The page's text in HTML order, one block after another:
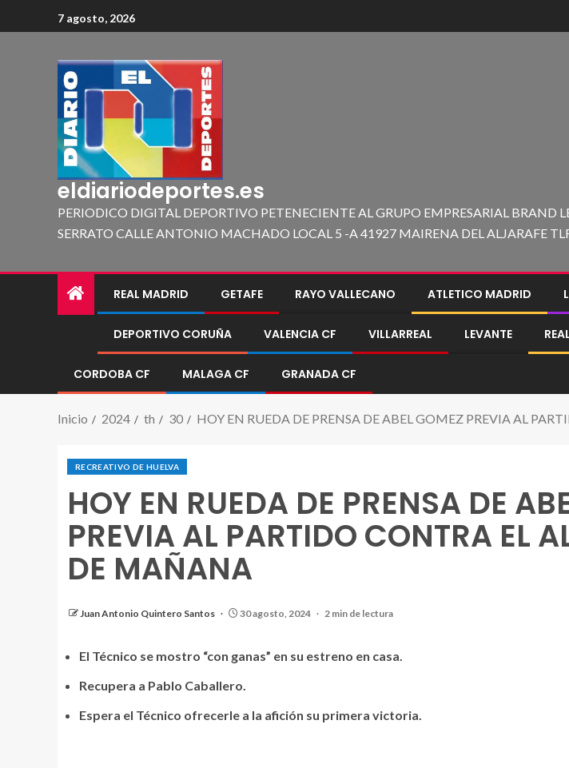
7 agosto, 2026
eldiariodeportes.es
PERIODICO DIGITAL DEPORTIVO PETENECIENTE AL GRUPO EMPRESARIAL
SERRATO CALLE ANTONIO MACHADO LOCAL 5 -A 41927 MAIRENA DEL ALJARAFE
REAL MADRID GETAFE RAYO VALLECANO ATLETICO MADRID
DEPORTIVO CORUÑA VALENCIA CF VILLARREAL LEVANTE
CORDOBA CF MALAGA CF GRANADA CF
Inicio 2024 th 30 HOY EN RUEDA DE PRENSA DE ABEL GOMEZ PREVIA AL
RECREATIVO DE HUELVA
HOY EN RUEDA DE PRENSA DE
PREVIA AL PARTIDO CONTRA EL
DE MAÑANA
Juan Antonio Quintero Santos 30 agosto, 2024 2 min de lectura
Abel Gomez hoy en Rueda de prensa
El Técnico se mostro “con ganas” en su estreno en casa.
Recupera a Pablo Caballero.
Espera el Técnico ofrecerle a la afición su primera victoria.